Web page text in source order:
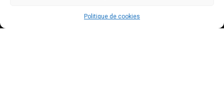
Politique de cookies